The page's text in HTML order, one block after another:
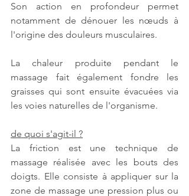
Son action en profondeur permet
notamment de dénouer les nœuds à
l'origine des douleurs musculaires.
La chaleur produite pendant le
massage fait également fondre les
graisses qui sont ensuite évacuées via
les voies naturelles de l'organisme.
de quoi s'agit-il ?
La friction est une technique de
massage réalisée avec les bouts des
doigts. Elle consiste à appliquer sur la
zone de massage une pression plus ou